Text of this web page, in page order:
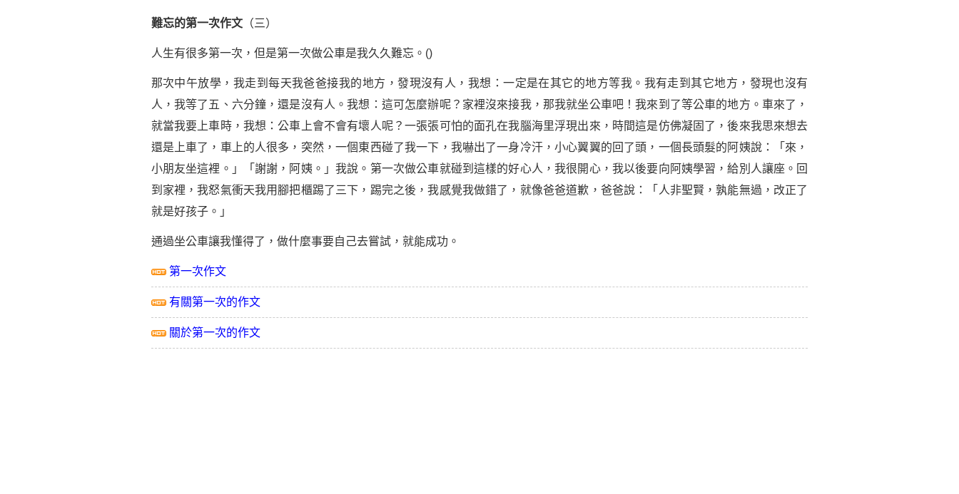
難忘的第一次作文（三）
人生有很多第一次，但是第一次做公車是我久久難忘。()
那次中午放學，我走到每天我爸爸接我的地方，發現沒有人，我想：一定是在其它的地方等我。我有走到其它地方，發現也沒有
人，我等了五、六分鐘，還是沒有人。我想：這可怎麼辦呢？家裡沒來接我，那我就坐公車吧！我來到了等公車的地方。車來了，
就當我要上車時，我想：公車上會不會有壞人呢？一張張可怕的面孔在我腦海里浮現出來，時間這是仿佛凝固了，後來我思來想去
還是上車了，車上的人很多，突然，一個東西碰了我一下，我嚇出了一身冷汗，小心翼翼的回了頭，一個長頭髮的阿姨說：「來，
小朋友坐這裡。」「謝謝，阿姨。」我說。第一次做公車就碰到這樣的好心人，我很開心，我以後要向阿姨學習 ，給別人讓座。回
到家裡，我怒氣衝天我用腳把櫃踢了三下，踢完之後，我感覺我做錯了，就像爸爸道歉，爸爸說：「人非聖賢，孰能無過，改正了
就是好孩子。」
通過坐公車讓我懂得了，做什麼事要自己去嘗試，就能成功 。
第一次作文
有關第一次的作文
關於第一次的作文